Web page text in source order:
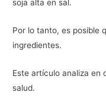
soja alta en sal.
Por lo tanto, es posible
ingredientes.
Este artículo analiza en
salud.